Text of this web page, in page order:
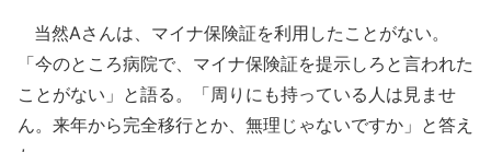
当然Aさんは、マイナ保険証を利用したことがない。
「今のところ病院で、マイナ保険証を提示しろと言われた
ことがない」と語る。「周りにも持っている人は見ませ
ん。来年から完全移行とか、無理じゃないですか」と答え